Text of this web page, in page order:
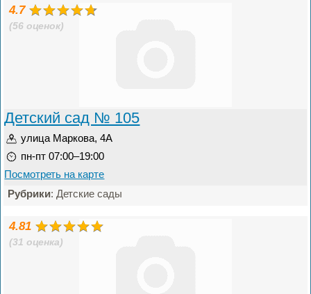
4.7
(56 оценок)
Детский сад № 105
улица Маркова, 4А
пн-пт 07:00–19:00
Посмотреть на карте
Рубрики: Детские сады
4.81
(31 оценка)